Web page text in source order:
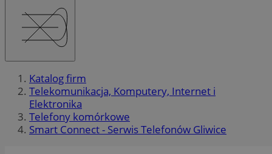
Katalog firm
Telekomunikacja, Komputery, Internet i
Elektronika
Telefony komórkowe
Smart Connect - Serwis Telefonów Gliwice